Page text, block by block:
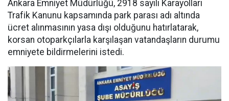
Ankara Emniyet Müdürlüğü, 2918 sayılı Karayolları
Trafik Kanunu kapsamında park parası adı altında
ücret alınmasının yasa dışı olduğunu hatırlatarak,
korsan otoparkçılarla karşılaşan vatandaşların durumu
emniyete bildirmelerini istedi.